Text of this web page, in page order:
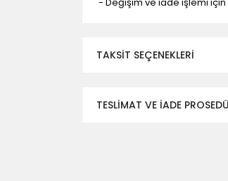
TAKSIT SEÇENEKLERI
TESLİMAT VE İADE